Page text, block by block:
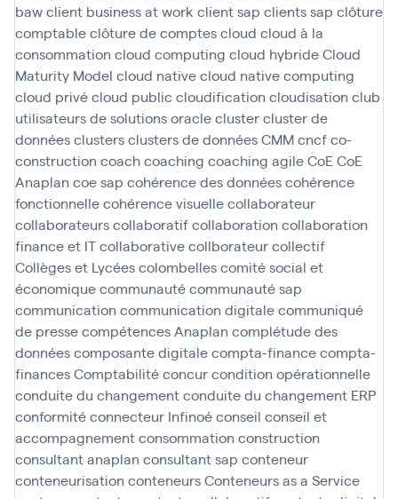
bawclient business at work client sap clients sap clôture
comptableclôture de comptescloud cloud à la
consommation cloud computing cloud hybrideCloud
Maturity Model cloud nativecloud native computing
cloud privécloud public cloudification cloudisation club
utilisateurs de solutions oracleclustercluster de
donnéesclustersclusters de donnéesCMMcncfco-
construction coachcoaching coaching agileCoECoE
Anaplan coe sap cohérence des donnéescohérence
fonctionnellecohérence visuellecollaborateur
collaborateurscollaboratifcollaboration collaboration
finance et ITcollaborativecollborateurcollectif
Collèges et Lycéescolombellescomité social et
économiquecommunautécommunauté sap
communication communication digitalecommuniqué
de pressecompétences Anaplan complétude des
donnéescomposante digitalecompta-financecompta-
financesComptabilitéconcurcondition opérationnelle
conduite du changementconduite du changement ERP
conformitéconnecteur Infinoéconseil conseil et
accompagnementconsommation construction
consultant anaplan consultant sap conteneur
conteneurisation conteneursConteneurs as a Service